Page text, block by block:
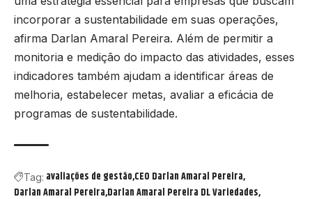
incorporar a sustentabilidade em suas operações,
afirma Darlan Amaral Pereira. Além de permitir a
monitoria e medição do impacto das atividades, esses
indicadores também ajudam a identificar áreas de
melhoria, estabelecer metas, avaliar a eficácia de
programas de sustentabilidade.
Tag: avaliações de gestão CEO Darlan Amaral Pereira
Darlan Amaral Pereira Darlan Amaral Pereira DL Variedades